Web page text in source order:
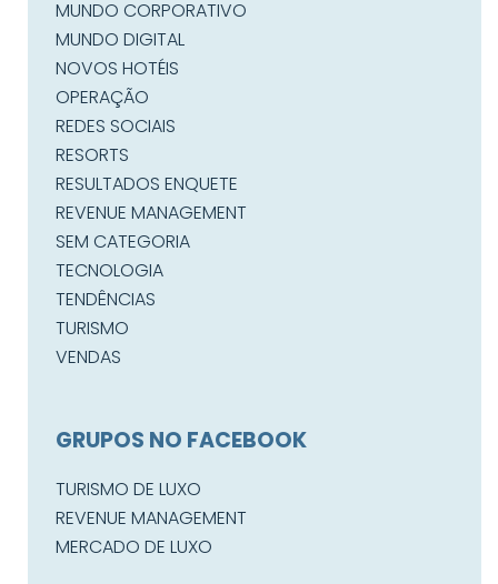
MUNDO CORPORATIVO
MUNDO DIGITAL
NOVOS HOTÉIS
OPERAÇÃO
REDES SOCIAIS
RESORTS
RESULTADOS ENQUETE
REVENUE MANAGEMENT
SEM CATEGORIA
TECNOLOGIA
TENDÊNCIAS
TURISMO
VENDAS
GRUPOS NO FACEBOOK
TURISMO DE LUXO
REVENUE MANAGEMENT
MERCADO DE LUXO